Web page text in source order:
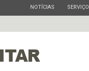
ESTADO
NOTÍCIAS ESTADO